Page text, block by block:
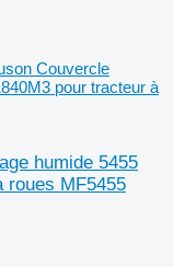
Couvercle
pour tracteur à
humide 5455
roues MF5455